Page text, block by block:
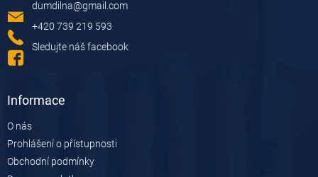
dumdilna@gmail.com
+420 739 219 593
Sledujte náš facebook
Informace
O nás
Prohlášení o přístupnosti
Obchodní podmínky